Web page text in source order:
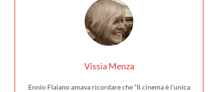
Vissia Menza
Ennio Flaiano amava ricordare che “Il cinema è l’unica